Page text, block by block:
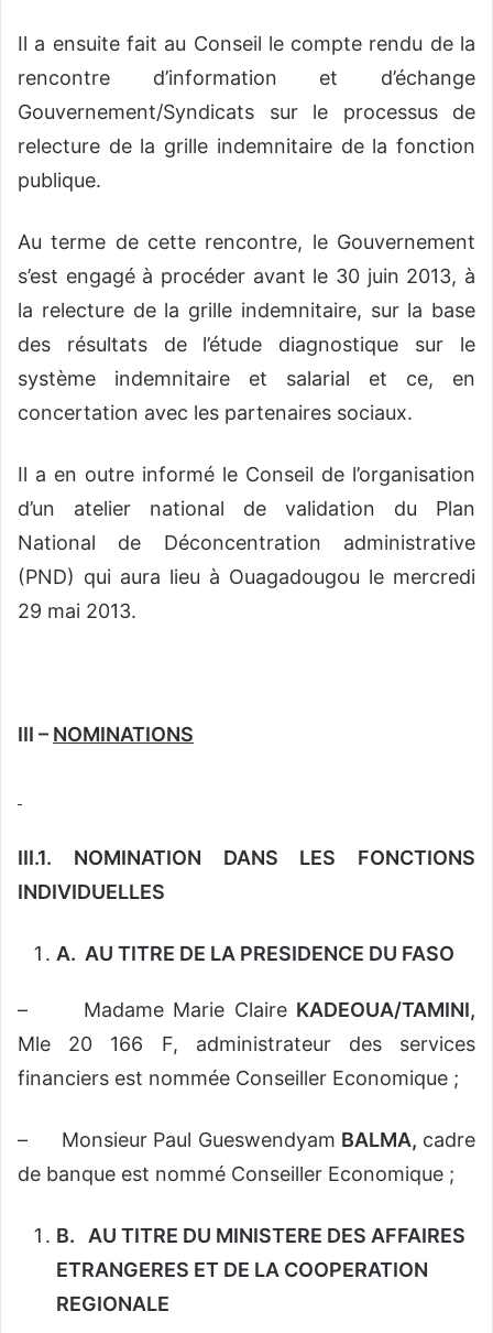
Il a ensuite fait au Conseil le compte rendu de la
rencontre d’information et d’échange
Gouvernement/Syndicats sur le processus de
relecture de la grille indemnitaire de la fonction
publique.
Au terme de cette rencontre, le Gouvernement
s’est engagé à procéder avant le 30 juin 2013, à
la relecture de la grille indemnitaire, sur la base
des résultats de l’étude diagnostique sur le
système indemnitaire et salarial et ce, en
concertation avec les partenaires sociaux.
Il a en outre informé le Conseil de l’organisation
d’un atelier national de validation du Plan
National de Déconcentration administrative
(PND) qui aura lieu à Ouagadougou le mercredi
29 mai 2013.
III – NOMINATIONS
III.1. NOMINATION DANS LES FONCTIONS
INDIVIDUELLES
A. AU TITRE DE LA PRESIDENCE DU FASO
– Madame Marie Claire KADEOUA/TAMINI,
Mle 20 166 F, administrateur des services
financiers est nommée Conseiller Economique ;
– Monsieur Paul Gueswendyam BALMA, cadre
de banque est nommé Conseiller Economique ;
B.
AU TITRE DU MINISTERE DES AFFAIRES
ETRANGERES ET DE LA COOPERATION
REGIONALE